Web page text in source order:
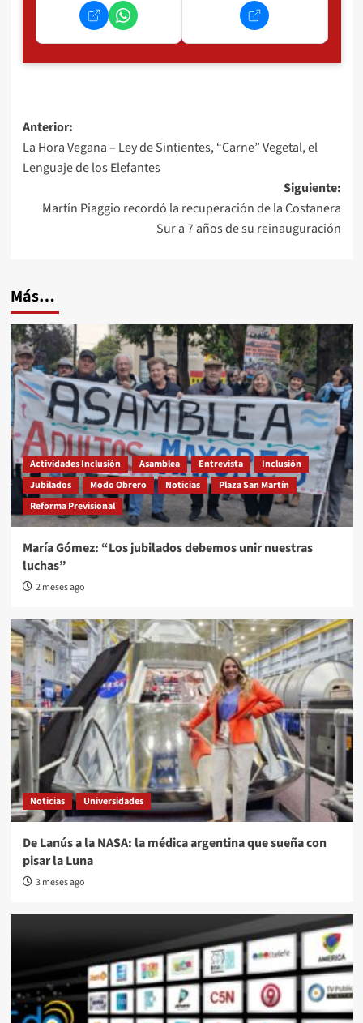
Navegación
de
entradas
Anterior:
La Hora Vegana – Ley de Sintientes, “Carne” Vegetal, el
Lenguaje de los Elefantes
Siguiente:
Martín Piaggio recordó la recuperación de la Costanera
Sur a 7 años de su reinauguración
Más…
Actividades Inclusión Asamblea Entrevista
Inclusión
Jubilados
Modo Obrero Noticias
Plaza San Martín
Reforma Previsional
María Gómez: “Los jubilados debemos unir nuestras
luchas”
2 meses ago
Noticias Universidades
De Lanús a la NASA: la médica argentina que sueña con
pisar la Luna
3 meses ago